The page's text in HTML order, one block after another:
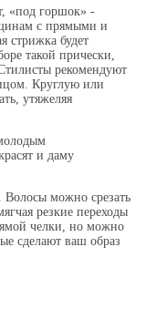
«под горшок» -
с прямыми и
стрижка будет
такой прически,
рекомендуют
Круглую или
утяжеляя
и даму
Волосы можно срезать
резкие переходы
челки, но можно
сделают ваш образ